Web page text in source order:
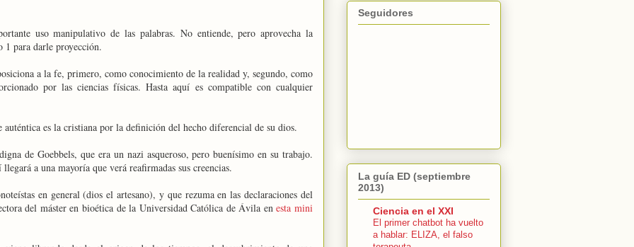
uso manipulativo de las palabras. No entiende, pero aprovecha la
1 para darle proyección.
a la fe, primero, como conocimiento de la realidad y, segundo, como
por las ciencias físicas. Hasta aquí es compatible con cualquier
es la cristiana por la definición del hecho diferencial de su dios.
de Goebbels, que era un nazi asqueroso, pero buenísimo en su trabajo.
a una mayoría que verá reafirmadas sus creencias.
en general (dios el artesano), y que rezuma en las declaraciones del
del máster en bioética de la Universidad Católica de Ávila enesta mini
Seguidores
La guía ED (septiembre
2013)
Ciencia en el XXI
El primer chatbot ha vuelto
a hablar: ELIZA, el falso